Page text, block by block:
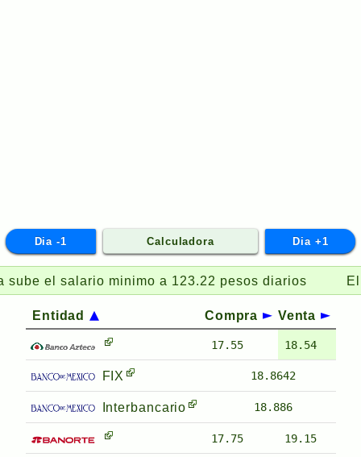
Dia -1 Calculadora Dia +1
el salario minimo a 123.22 pesos diarios El
Entidad Compra Venta
17.55 18.54
FIX 18.8642
Interbancario 18.886
17.75 19.15